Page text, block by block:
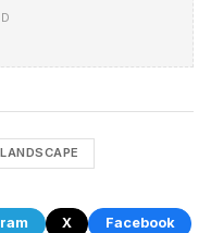
X
Facebook